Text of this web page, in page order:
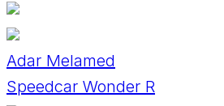
Adar Melamed
Speedcar Wonder R